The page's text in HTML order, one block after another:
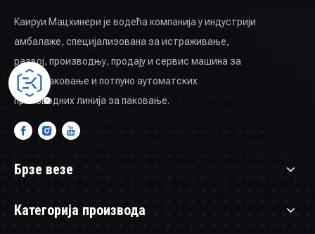
Каируи Мацхинери је водећа компанија у индустрији
амбалаже, специјализована за истраживање,
развој, производњу, продају и сервис машина за
вакум паковање и потпуно аутоматских
производних линија за паковање.
Брзе везе
Категорија производа